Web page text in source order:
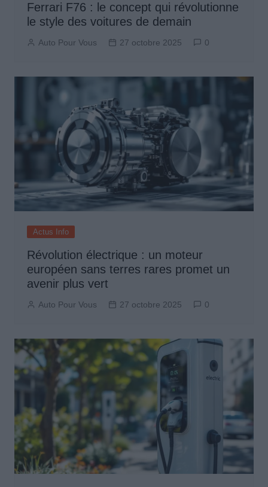
Ferrari F76 : le concept qui révolutionne
le style des voitures de demain
Auto Pour Vous 27 octobre 2025 0
Actus Info
Révolution électrique : un moteur
européen sans terres rares promet un
avenir plus vert
Auto Pour Vous 27 octobre 2025 0